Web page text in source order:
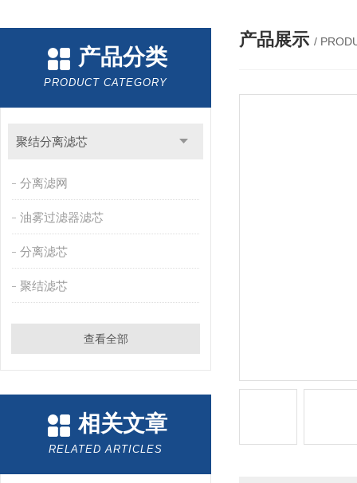
产品分类
PRODUCT CATEGORY
聚结分离滤芯
分离滤网
油雾过滤器滤芯
分离滤芯
聚结滤芯
查看全部
相关文章
RELATED ARTICLES
产品展示 /